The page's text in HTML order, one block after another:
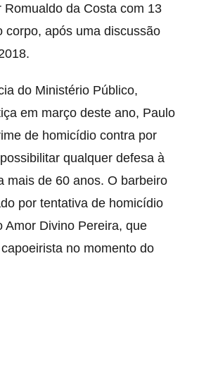
Romualdo da Costa com 13
corpo, após uma discussão
do Ministério Público,
em março deste ano, Paulo
de homicídio contra por
qualquer defesa à
mais de 60 anos. O barbeiro
por tentativa de homicídio
Amor Divino Pereira, que
no momento do